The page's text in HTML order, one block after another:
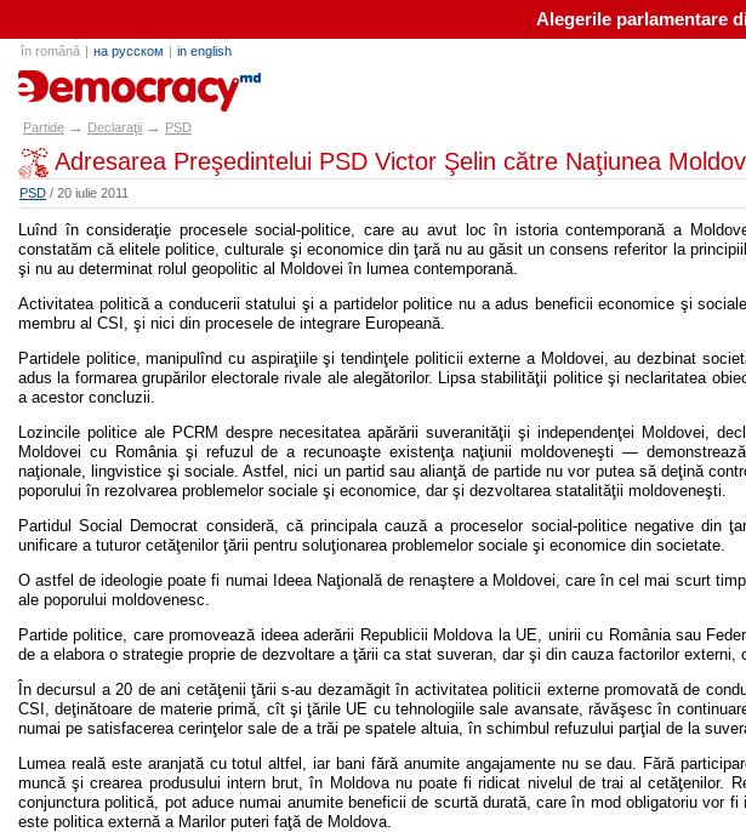
Alegerile parlamentare
în română | на русском | in english
partide.md
Partide → Declaraţii → PSD
Adresarea Preşedintelui PSD Victor Şelin către Naţiunea
PSD / 20 iulie 2011
Luînd în consideraţie procesele social-politice, care au avut loc în istoria contemporană a
constatăm că elitele politice, culturale şi economice din ţară nu au găsit un consens referitor la
şi nu au determinat rolul geopolitic al Moldovei în lumea contemporană.
Activitatea politică a conducerii statului şi a partidelor politice nu a adus beneficii economice şi
membru al CSI, şi nici din procesele de integrare Europeană.
Partidele politice, manipulînd cu aspiraţiile şi tendinţele politicii externe a Moldovei, au dezbinat
adus la formarea grupărilor electorale rivale ale alegătorilor. Lipsa stabilităţii politice şi neclaritatea
a acestor concluzii.
Lozincile politice ale PCRM despre necesitatea apărării suveranităţii şi independenţei Moldovei,
Moldovei cu România şi refuzul de a recunoaşte existenţa naţiunii moldoveneşti —
naţionale, lingvistice şi sociale. Astfel, nici un partid sau alianţă de partide nu vor putea să deţină
poporului în rezolvarea problemelor sociale şi economice, dar şi dezvoltarea statalităţii moldoveneşti.
Partidul Social Democrat consideră, că principala cauză a proceselor social-politice negative din
unificare a tuturor cetăţenilor ţării pentru soluţionarea problemelor sociale şi economice din societate.
O astfel de ideologie poate fi numai Ideea Naţională de renaştere a Moldovei, care în cel mai scurt
ale poporului moldovenesc.
Partide politice, care promovează ideea aderării Republicii Moldova la UE, unirii cu România sau
de a elabora o strategie proprie de dezvoltare a ţării ca stat suveran, dar şi din cauza factorilor
În decursul a 20 de ani cetăţenii ţării s-au dezamăgit în activitatea politicii externe promovată de
CSI, deţinătoare de materie primă, cît şi ţările UE cu tehnologiile sale avansate, răvăşesc în
numai pe satisfacerea cerinţelor sale de a trăi pe spatele altuia, în schimbul refuzului parţial de la
Lumea reală este aranjată cu totul altfel, iar bani fără anumite angajamente nu se dau. Fără
muncă şi crearea produsului intern brut, în Moldova nu poate fi ridicat nivelul de trai al cetăţenilor.
conjunctura politică, pot aduce numai anumite beneficii de scurtă durată, care în mod obligatoriu vor
este politica externă a Marilor puteri faţă de Moldova.